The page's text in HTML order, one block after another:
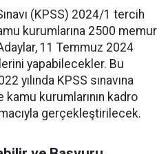
(KPSS) 2024/1 tercih
kurumlarına 2500 memur
11 Temmuz 2024
yapabilecekler. Bu
yılında KPSS sınavına
kamu kurumlarının kadro
gerçekleştirilecek.